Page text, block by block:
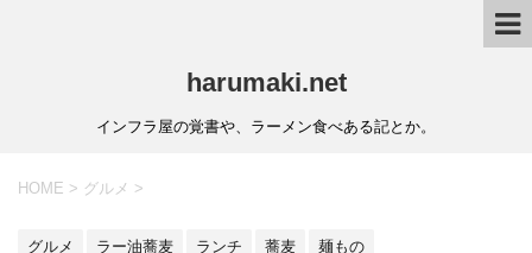
harumaki.net
インフラ屋の覚書や、ラーメン食べある記とか。
HOME > グルメ >
グルメ ラー油蕎麦 ランチ 蕎麦 麺もの